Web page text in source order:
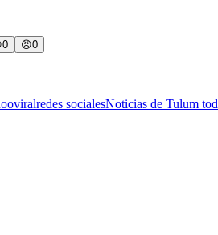
0 😠0
viralredes socialesNoticias de Tulum